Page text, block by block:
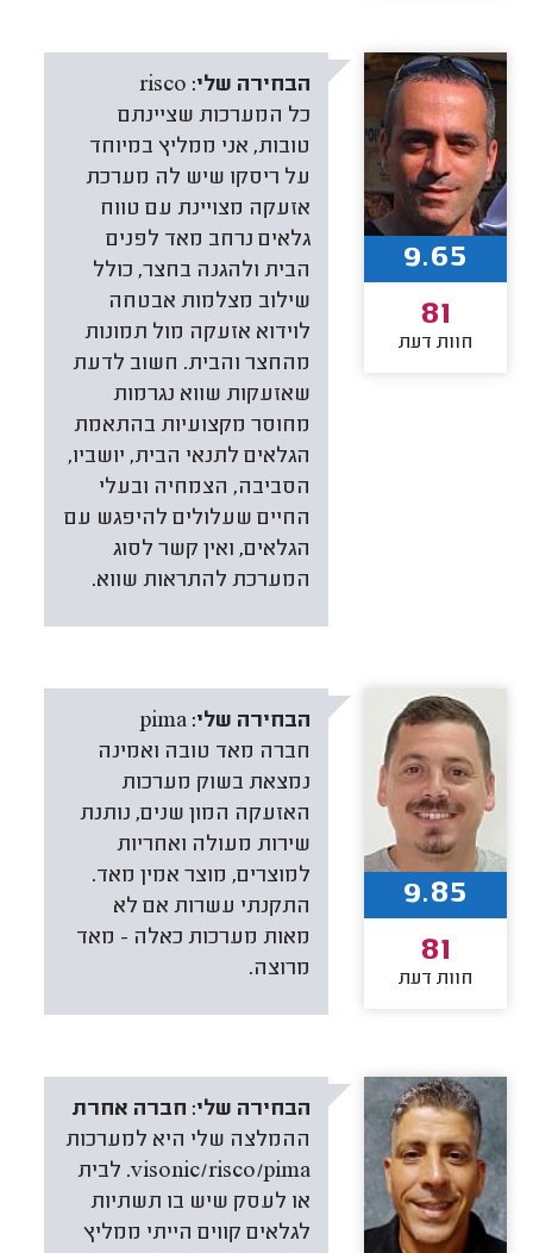
הבחירה שלי: risco
כל המערכות שציינתם
טובות, אני ממליץ במיוחד
על ריסקו שיש לה מערכת
אזעקה מצויינת עם טווח
גלאים נרחב מאד לפנים
הבית ולהגנה בחצר, כולל
שילוב מצלמות אבטחה
לוידוא אזעקה מול תמונות
מהחצר והבית. חשוב לדעת
שאזעקות שווא נגרמות
מחוסר מקצועיות בהתאמת
הגלאים לתנאי הבית, יושביו,
הסביבה, הצמחיה ובעלי
החיים שעלולים להיפגש עם
הגלאים, ואין קשר לסוג
המערכת להתראות שווא.
9.65
81
חוות דעת
הבחירה שלי: pima
חברה מאד טובה ואמינה
נמצאת בשוק מערכות
האזעקה המון שנים, נותנת
שירות מעולה ואחריות
למוצרים, מוצר אמין מאד.
התקנתי עשרות אם לא
מאות מערכות כאלה - מאד
מרוצה.
9.85
81
חוות דעת
הבחירה שלי: חברה אחרת
ההמלצה שלי היא למערכות
visonic/risco/pima. לבית
או לעסק שיש בו תשתיות
לגלאים קווים הייתי ממליץ